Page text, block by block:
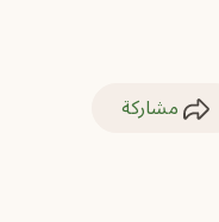
برنامج غريب القرآن | الحلقة 335 | قوله تعالى:مشاركة